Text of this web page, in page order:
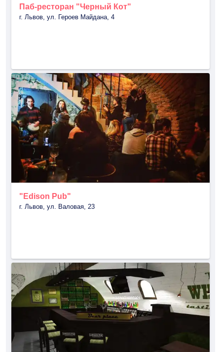
Паб-ресторан "Черный Кот"
г. Львов, ул. Героев Майдана, 4
"Edison Pub"
г. Львов, ул. Валовая, 23